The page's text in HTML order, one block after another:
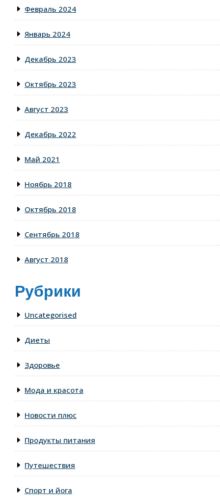
Февраль 2024
Январь 2024
Декабрь 2023
Октябрь 2023
Август 2023
Декабрь 2022
Май 2021
Ноябрь 2018
Октябрь 2018
Сентябрь 2018
Август 2018
Рубрики
Uncategorised
Диеты
Здоровье
Мода и красота
Новости плюс
Продукты питания
Путешествия
Спорт и йога